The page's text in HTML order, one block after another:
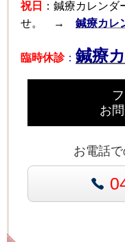
祝日
：鍼療カレン
せ。 → 鍼療カレ
臨時休診： 鍼療
お
お電話